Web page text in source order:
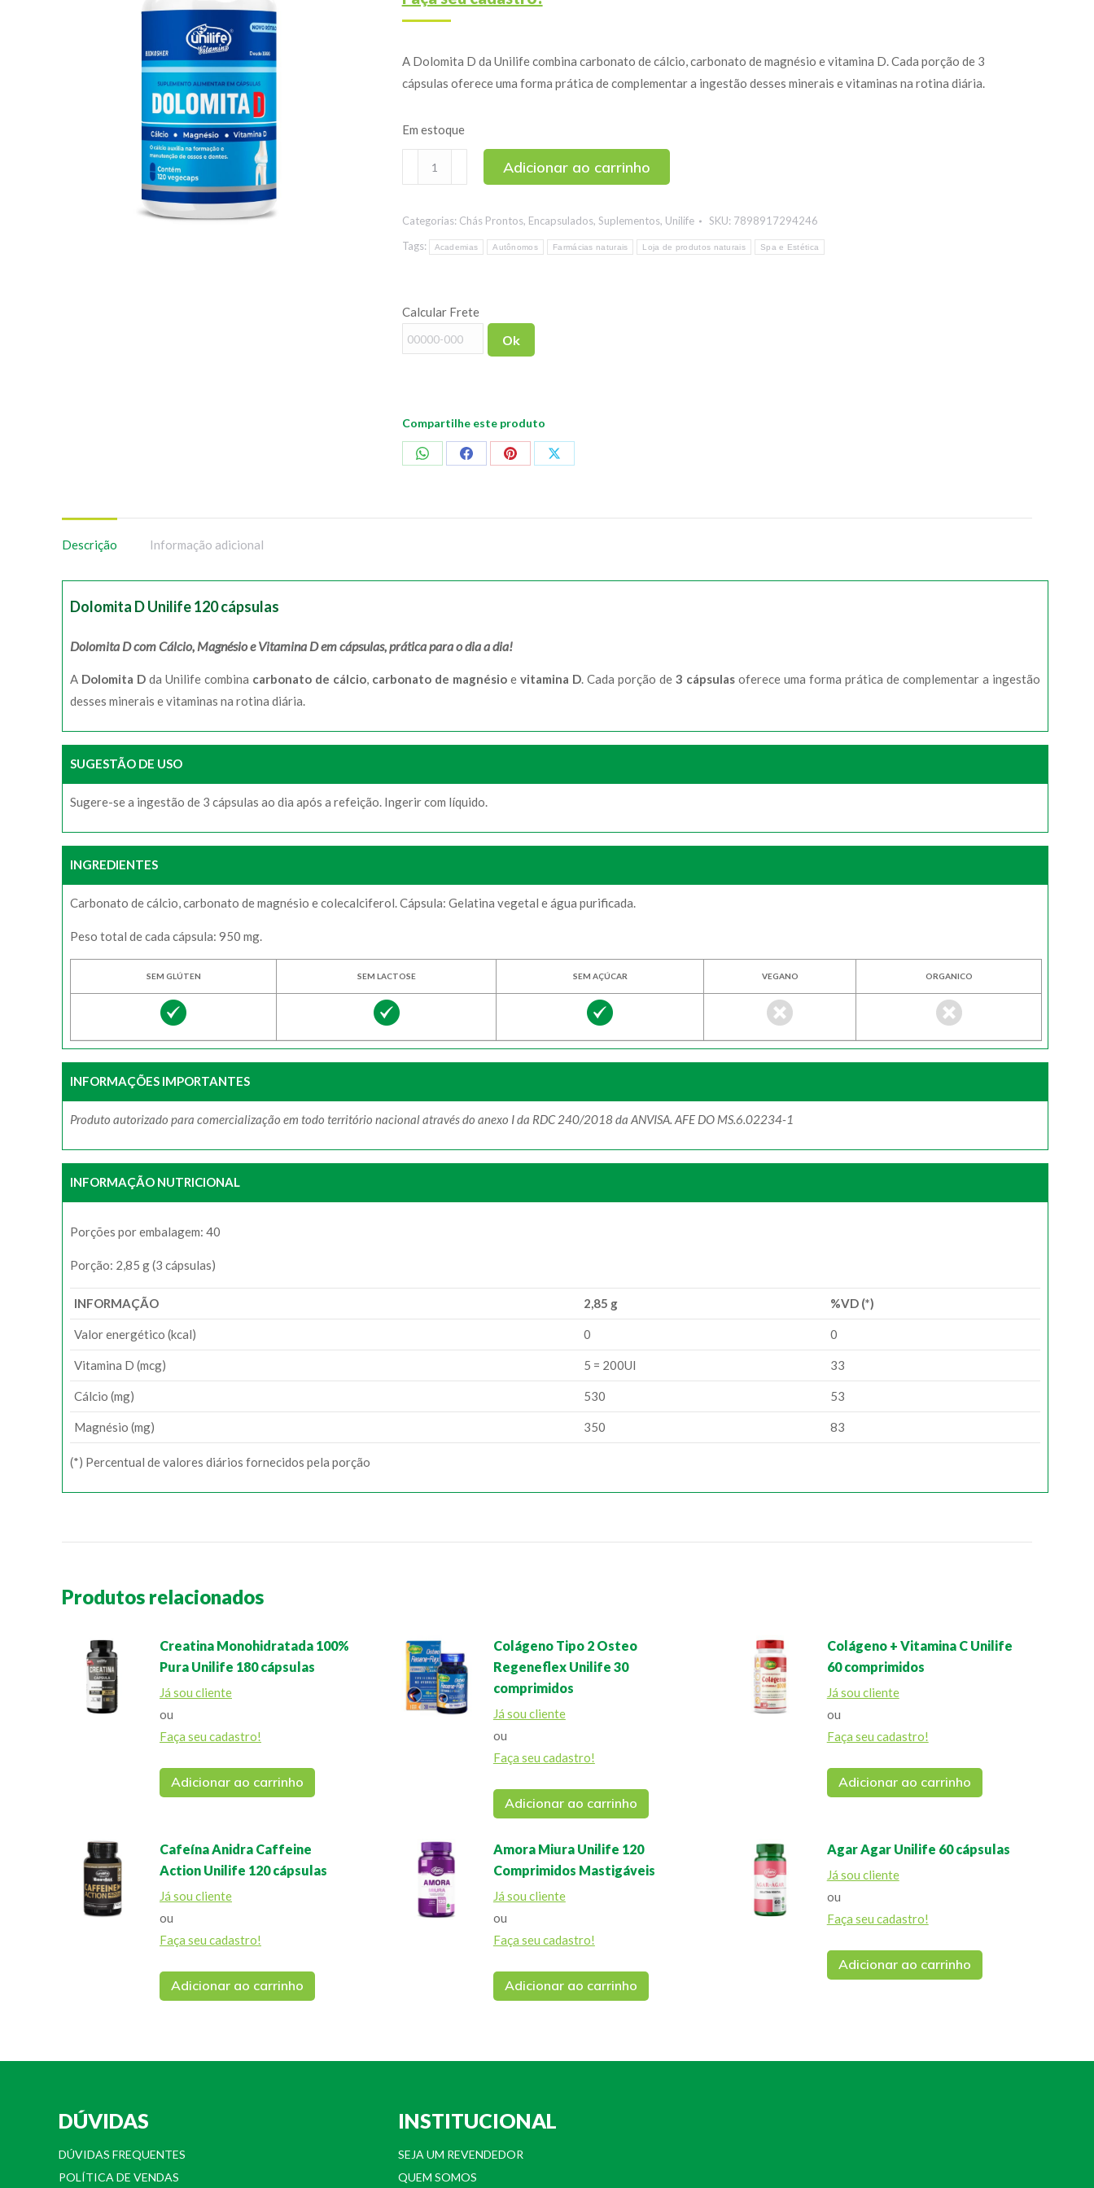
A Dolomita D da Unilife combina carbonato de cálcio, carbonato de magnésio e vitamina D. Cada porção de 3
cápsulas oferece uma forma prática de complementar a ingestão desses minerais e vitaminas na rotina diária.
Em estoque
D
120
cápsulas
Adicionar ao carrinho
Categorias: Chás Prontos, Encapsulados, Suplementos, Unilife SKU: 7898917294246
Tags:
Academias Autônomos Farmácias naturais Loja de produtos naturais Spa e Estética
Calcular Frete
Ok
Compartilhe este produto
CompartilharCompartilharCompartilharCompartilhar
Descrição Informação adicional
Dolomita D Unilife 120 cápsulas
Dolomita D com Cálcio, Magnésio e Vitamina D em cápsulas, prática para o dia a dia!
A Dolomita D da Unilife combina carbonato de cálcio, carbonato de magnésio e vitamina D. Cada porção de 3 cápsulas oferece uma forma prática de complementar a ingestão
desses minerais e vitaminas na rotina diária.
SUGESTÃO DE USO
Sugere-se a ingestão de 3 cápsulas ao dia após a refeição. Ingerir com líquido.
INGREDIENTES
Carbonato de cálcio, carbonato de magnésio e colecalciferol. Cápsula: Gelatina vegetal e água purificada.
Peso total de cada cápsula: 950 mg.
SEM GLÚTEN SEM LACTOSE SEM AÇÚCAR VEGANO ORGANICO
INFORMAÇÕES IMPORTANTES
Produto autorizado para comercialização em todo território nacional através do anexo I da RDC 240/2018 da ANVISA. AFE DO MS.6.02234-1
INFORMAÇÃO NUTRICIONAL
Porções por embalagem: 40
Porção: 2,85 g (3 cápsulas)
INFORMAÇÃO 2,85 g %VD (*)
Valor energético (kcal) 0 0
Vitamina D (mcg) 5 = 200UI 33
Cálcio (mg) 530 53
Magnésio (mg) 350 83
(*) Percentual de valores diários fornecidos pela porção
Produtos relacionados
Creatina Monohidratada 100%
Pura Unilife 180 cápsulas
Já sou cliente
ou
Faça seu cadastro!
Adicionar ao carrinho
Colágeno Tipo 2 Osteo
Regeneflex Unilife 30
comprimidos
Já sou cliente
ou
Faça seu cadastro!
Adicionar ao carrinho
Colágeno + Vitamina C Unilife
60 comprimidos
Já sou cliente
ou
Faça seu cadastro!
Adicionar ao carrinho
Cafeína Anidra Caffeine
Action Unilife 120 cápsulas
Já sou cliente
ou
Faça seu cadastro!
Adicionar ao carrinho
Amora Miura Unilife 120
Comprimidos Mastigáveis
Já sou cliente
ou
Faça seu cadastro!
Adicionar ao carrinho
Agar Agar Unilife 60 cápsulas
Já sou cliente
ou
Faça seu cadastro!
Adicionar ao carrinho
DÚVIDAS
DÚVIDAS FREQUENTES
POLÍTICA DE VENDAS
INSTITUCIONAL
SEJA UM REVENDEDOR
QUEM SOMOS